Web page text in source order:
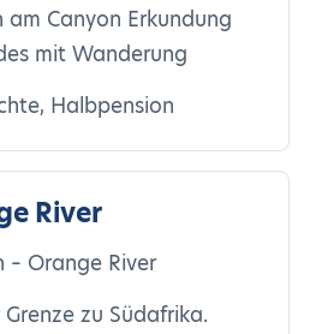
Canyon Erkundung
mit Wanderung
Halbpension
River
– Orange River
zu Südafrika.